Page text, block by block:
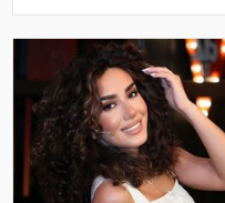
mətbuatına istinadən xəbər verir
ki, Levent şəxsi həyatı ilə Ahba